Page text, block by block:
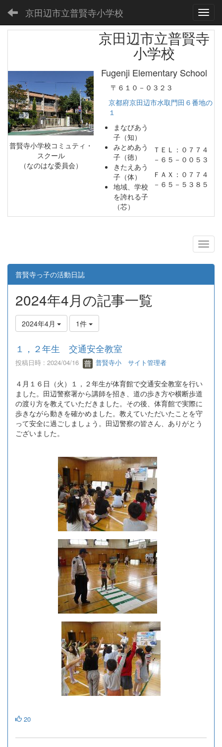
京田辺市立普賢寺小学校
普賢寺小学校コミュティ・
スクール
（なのはな委員会）
京田辺市立普賢寺
小学校
Fugenji Elementary School
〒６１０－０３２３
京都府京田辺市水取門田６番地の
１
まなびあう
子（知）
みとめあう
子（徳）
きたえあう
子（体）
地域、学校
を誇れる子
（芯）
ＴＥＬ：０７７４
－６５－００５３
ＦＡＸ：０７７４
－６５－５３８５
普賢寺っ子の活動日誌
2024年4月の記事一覧
2024年4月 1件
１，２年生 交通安全教室
投稿日時 : 2024/04/16 普賢寺小 サイト管理者
４月１６日（火）１，２年生が体育館で交通安全教室を行い
ました。田辺警察署から講師を招き、道の歩き方や横断歩道
の渡り方を教えていただきました。その後、体育館で実際に
歩きながら動きを確かめました。教えていただいたことを守
って安全に過ごしましょう。田辺警察の皆さん、ありがとう
ございました。
20